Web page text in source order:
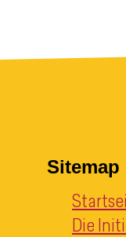
Sitemap
Die